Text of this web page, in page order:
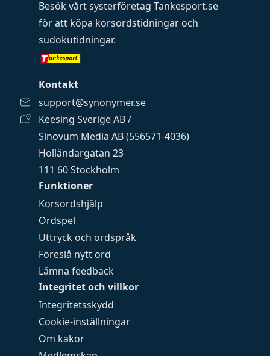
Funktioner
Korsordshjälp
Ordspel
Uttryck och ordspråk
Föreslå nytt ord
Lämna feedback
Integritet och villkor
Integritetsskydd
Cookie-inställningar
Om kakor
Besök vårt systerföretag Tankesport.se
för att köpa korsordstidningar och
sudokutidningar.
Kontakt
support@synonymer.se
Keesing Sverige AB /
Sinovum Media AB (556571-4036)
Holländargatan 23
111 60 Stockholm